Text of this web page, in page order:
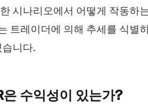
시나리오에서 어떻게 작동하
트레이더에 의해 추세를 식별
니다.
수익성이 있는가?